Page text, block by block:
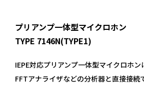
プリアンプ一体型マイクロホン
TYPE 7146N(TYPE1)
IEPE対応プリアンプ一体型マイクロホン
FFTアナライザなどの分析器と直接接続